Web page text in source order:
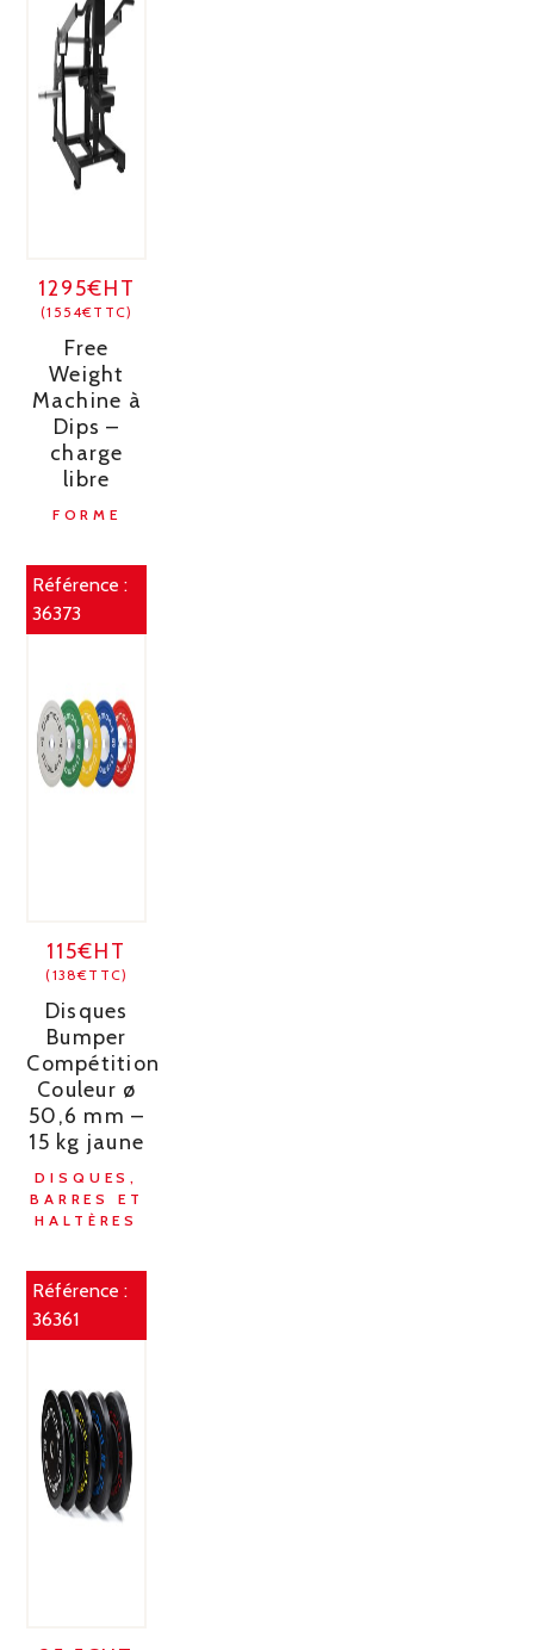
1295€HT
(1554€TTC)
Free
Weight
Machine à
Dips –
charge
libre
FORME
Référence :
36373
115€HT
(138€TTC)
Disques
Bumper
Compétition
Couleur ø
50,6 mm –
15 kg jaune
DISQUES,
BARRES ET
HALTÈRES
Référence :
36361